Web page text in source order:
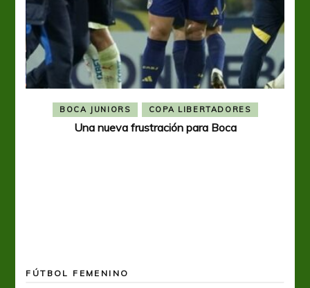
BOCA JUNIORS COPA LIBERTADORES
Una nueva frustración para Boca
FÚTBOL FEMENINO